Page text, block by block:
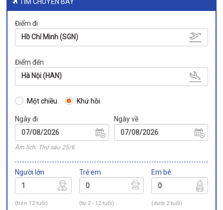
TÌM CHUYẾN BAY
Điểm đi
Hồ Chí Minh (SGN)
Điểm đến
Hà Nội (HAN)
Một chiều Khứ hồi
Ngày đi
Âm lịch: Thứ sáu 25/6
Ngày về
Người lớn
(trên 12 tuổi)
Trẻ em
(từ 2 - 12 tuổi)
Em bé
(dưới 2 tuổi)